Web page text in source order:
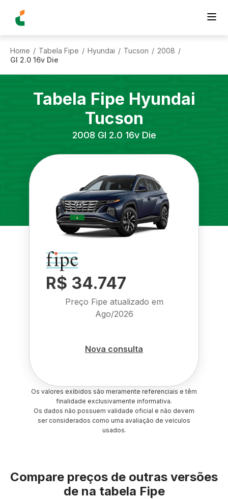
Home / Tabela Fipe / Hyundai / Tucson / 2008 /
Gl 2.0 16v Die
Tabela Fipe Hyundai
Tucson
2008 Gl 2.0 16v Die
R$ 34.747
Preço Fipe atualizado em
Ago/2026
Nova consulta
Os valores exibidos são meramente referenciais e têm
finalidade exclusivamente informativa.
Os dados não possuem validade oficial e não devem
ser considerados como uma avaliação de veículos
usados.
Compare preços de outras versões
de na tabela Fipe